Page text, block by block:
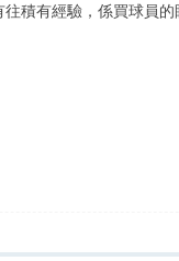
積有經驗，係買球員